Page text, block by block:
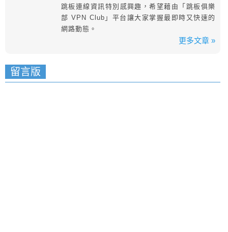
跳板連線資訊特別感興趣，希望藉由「跳板俱樂
部 VPN Club」平台讓大家掌握最即時又快速的
網路動態。
更多文章 »
留言版